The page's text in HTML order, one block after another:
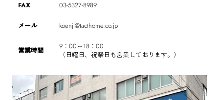
FAX 03-5327-8989
メール koenji@tacthome.co.jp
営業時間
9：00～18：00
（日曜日、祝祭日も営業しております。）